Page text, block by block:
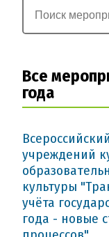
Все
года
учреждений
культуры
учёта
года - новые